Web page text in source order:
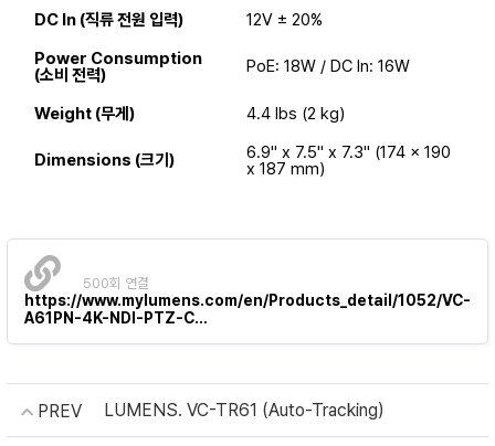
DC In (직류 전원 입력)
12V ± 20%
Power Consumption
(소비 전력)
PoE: 18W / DC In: 16W
Weight (무게) 4.4 lbs (2 kg)
Dimensions (크기)
6.9" x 7.5" x 7.3" (174 x 190
x 187 mm)
https://www.mylumens.com/en/Products_detail/1052/VC-
A61PN-4K-NDI-PTZ-C…
500회 연결
PREV LUMENS. VC-TR61 (Auto-Tracking)